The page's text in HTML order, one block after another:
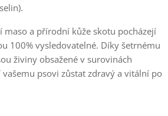
maso a přírodní kůže skotu pocházejí
100% vysledovatelné. Díky šetrnému
živiny obsažené v surovinách
psovi zůstat zdravý a vitální po